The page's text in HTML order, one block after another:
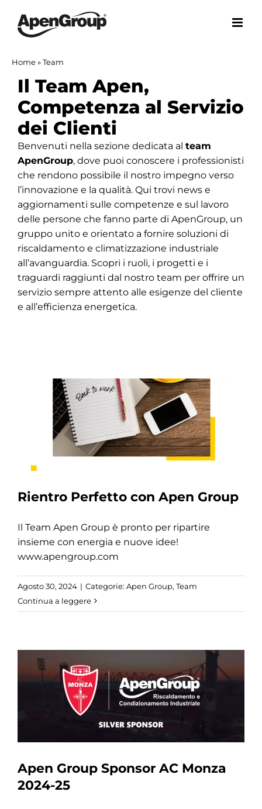
contenuto
Home»Team
Il Team Apen,
Competenza al Servizio
dei Clienti
Benvenuti nella sezione dedicata al team
ApenGroup, dove puoi conoscere i professionisti
che rendono possibile il nostro impegno verso
l’innovazione e la qualità. Qui trovi news e
aggiornamenti sulle competenze e sul lavoro
delle persone che fanno parte di ApenGroup, un
gruppo unito e orientato a fornire soluzioni di
riscaldamento e climatizzazione industriale
all’avanguardia. Scopri i ruoli, i progetti e i
traguardi raggiunti dal nostro team per offrire un
servizio sempre attento alle esigenze del cliente
e all’efficienza energetica.
Rientro Perfetto con Apen Group
Il Team Apen Group è pronto per ripartire
insieme con energia e nuove idee!
www.apengroup.com
Agosto 30, 2024 | Categorie: Apen Group, Team
Continua a leggere
Apen Group Sponsor AC Monza
2024-25